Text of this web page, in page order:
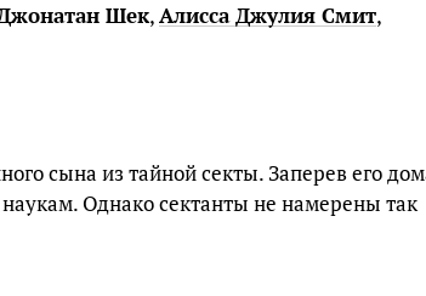
Шек,Алисса Джулия Смит,
сына из тайной секты. Заперев его
Однако сектанты не намерены так